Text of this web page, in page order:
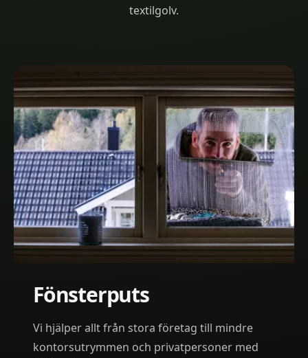
textilgolv.
Fönsterputs
Vi hjälper allt från stora företag till mindre
kontorsutrymmen och privatpersoner med